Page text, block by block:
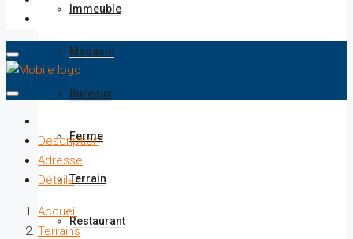
Immeuble
Magasin
Bureaux
Ferme
Terrain
Restaurant
Description
Adresse
Détails
Accueil
Terrains